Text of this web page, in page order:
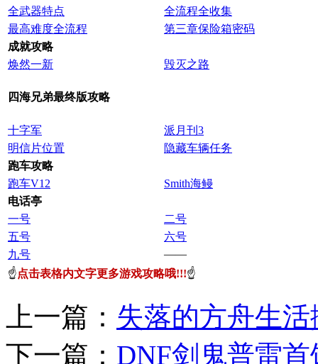
全武器特点
全流程全收集
最高难度全流程
第三章保险箱密码
成就攻略
焕然一新
毁灭之路
四海兄弟最终版攻略
十字军
派月刊3
明信片位置
隐藏车辆任务
跑车攻略
跑车V12
Smith海鳗
电话亭
一号
二号
五号
六号
九号
——
☝点击表格内文字更多游戏攻略哦!!!☝
上一篇： 失落的方舟生
下一篇： DNF剑鬼普雷